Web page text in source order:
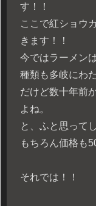
す！！
ここで紅ショウ
きます！！
今ではラーメン
種類も多岐にわ
だけど数十年前
よね。
と、ふと思って
もちろん価格も
それでは！！